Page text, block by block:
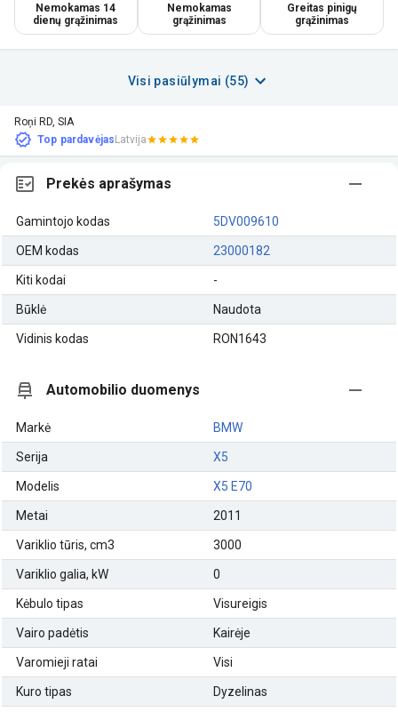
Nemokamas 14
dienų grąžinimas
Nemokamas
grąžinimas
Greitas pinigų
grąžinimas
Visi pasiūlymai (55)
Roņi RD, SIA
Top pardavėjasLatvija
Prekės aprašymas
Gamintojo kodas 5DV009610
OEM kodas 23000182
Kiti kodai -
Būklė Naudota
Vidinis kodas RON1643
Automobilio duomenys
Markė BMW
Serija X5
Modelis X5 E70
Metai 2011
Variklio tūris, cm3 3000
Variklio galia, kW 0
Kėbulo tipas Visureigis
Vairo padėtis Kairėje
Varomieji ratai Visi
Kuro tipas Dyzelinas